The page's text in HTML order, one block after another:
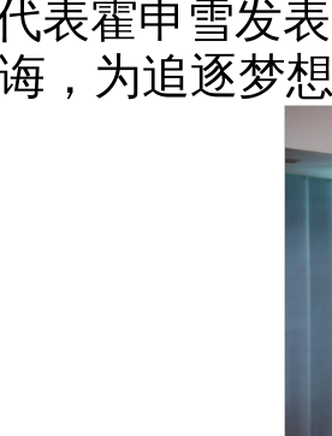
表霍申雪发
，为追逐梦